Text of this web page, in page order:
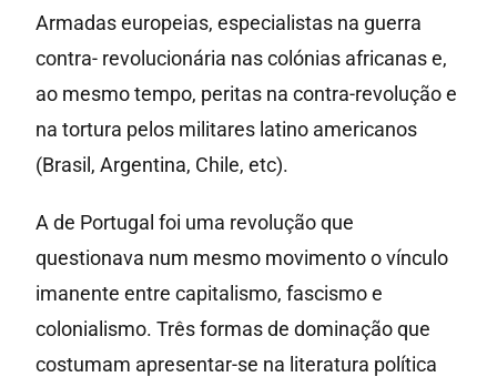
Armadas europeias, especialistas na guerra
contra- revolucionária nas colónias africanas e,
ao mesmo tempo, peritas na contra-revolução e
na tortura pelos militares latino americanos
(Brasil, Argentina, Chile, etc).
A de Portugal foi uma revolução que
questionava num mesmo movimento o vínculo
imanente entre capitalismo, fascismo e
colonialismo. Três formas de dominação que
costumam apresentar-se na literatura política